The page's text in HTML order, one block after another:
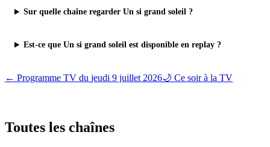
Sur quelle chaîne regarder Un si grand soleil ?
Est-ce que Un si grand soleil est disponible en replay ?
← Programme TV du jeudi 9 juillet 2026🌙 Ce soir à la TV
Toutes les chaînes